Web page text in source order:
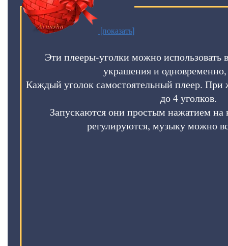
[показать]
Эти плееры-уголки можно использовать
украшения и
Каждый уголок самостоятельный плеер. При
до 4 уголков.
Запускаются они простым нажатием на
регулируются, музыку можно